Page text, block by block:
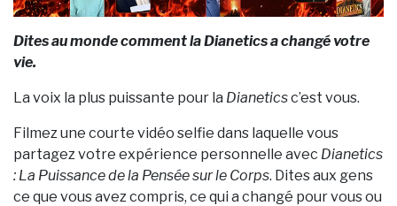
Dites au monde comment la Dianetics a changé votre
vie.
La voix la plus puissante pour la Dianeticsc’est vous.
Filmez une courte vidéo selfie dans laquelle vous
partagez votre expérience personnelle avec Dianetics
: La Puissance de la Pensée sur le Corps. Dites aux gens
ce que vous avez compris, ce qui a changé pour vous ou